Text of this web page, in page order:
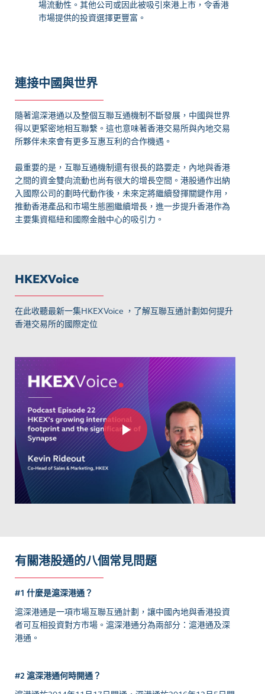
場流動性。其他公司或因此被吸引來港上市，令香港
市場提供的投資選擇更豐富。
連接中國與世界
隨著滬深港通以及整個互聯互通機制不斷發展，中國與世界
得以更緊密地相互聯繫。這也意味著香港交易所與內地交易
所夥伴未來會有更多互惠互利的合作機遇。
最重要的是，互聯互通機制還有很長的路要走，內地與香港
之間的資金雙向流動也尚有很大的增長空間。港股通作出納
入國際公司的劃時代動作後，未來定將繼續發揮關鍵作用，
推動香港產品和市場生態圈繼續增長，進一步提升香港作為
主要集資樞紐和國際金融中心的吸引力。
HKEXVoice
在此收聽最新一集HKEXVoice ，了解互聯互通計劃如何提升
香港交易所的國際定位
有關港股通的八個常見問題
#1 什麼是滬深港通？
滬深港通是一項市場互聯互通計劃，讓中國內地與香港投資
者可互相投資對方市場。滬深港通分為兩部分：滬港通及深
港通。
#2 滬深港通何時開通？